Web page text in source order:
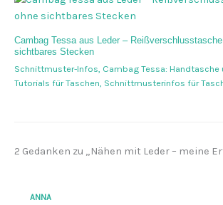
Cambag Tessa aus Leder –
sichtbares Stecken
Schnittmuster-Infos, Cambag Tessa: Handtasche
Tutorials für Taschen, Schnittmusterinfos für
2 Gedanken zu „Nähen mit Leder – meine
ANNA